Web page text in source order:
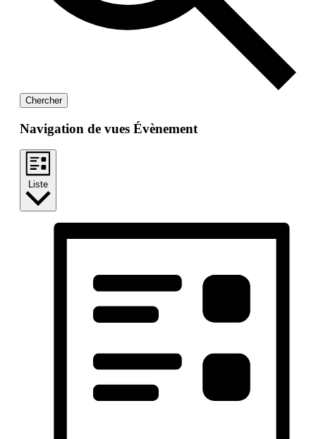
Chercher
Navigation de vues Évènement
Liste